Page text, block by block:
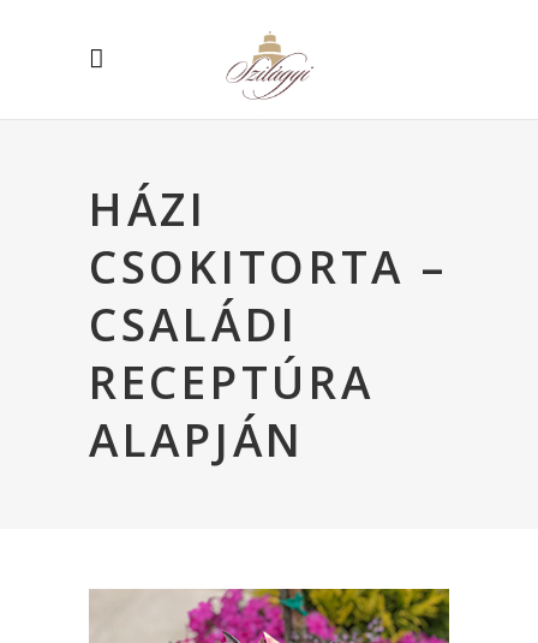
HÁZI
CSOKITORTA –
CSALÁDI
RECEPTÚRA
ALAPJÁN